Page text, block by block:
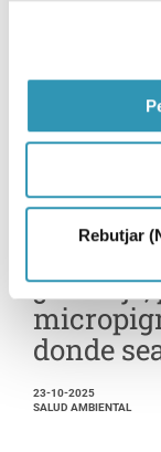
Rebutjar
donde
23-10-2025
SALUD AMBIENTAL